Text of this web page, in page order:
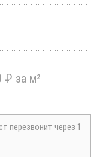
₽ за м²
перезвонит через 1